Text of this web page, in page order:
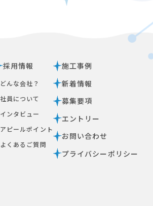
採用情報
んな会社？
員について
ンタビュー
ピールポイント
くあるご質問
施工事例
新着情報
募集要項
エントリー
お問い合わせ
プライバシーポリシー